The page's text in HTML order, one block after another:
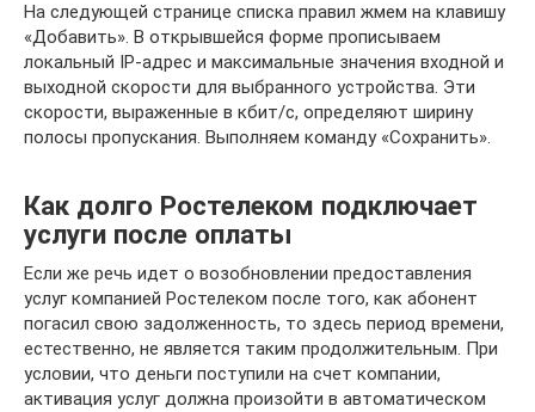
На следующей странице списка правил жмем на клавишу
«Добавить». В открывшейся форме прописываем
локальный IP-адрес и максимальные значения входной и
выходной скорости для выбранного устройства. Эти
скорости, выраженные в кбит/с, определяют ширину
полосы пропускания. Выполняем команду «Сохранить».
Как долго Ростелеком подключает
услуги после оплаты
Если же речь идет о возобновлении предоставления
услуг компанией Ростелеком после того, как абонент
погасил свою задолженность, то здесь период времени,
естественно, не является таким продолжительным. При
условии, что деньги поступили на счет компании,
активация услуг должна произойти в автоматическом